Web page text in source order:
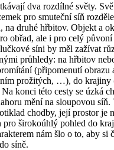
dva rozdílné světy.
pro smuteční síň
na druhé hřbitov. Objekt a
obřad, ale i pro celý
síni by měl zažívat
průhledy: na hřbitov
(připomenutí obrazu
ním prožitých, …), do krajiny
konci této cesty se úzká
mění na sloupovou síň.
chodby, její prostor je
pro širokoúhlý pohled do
nám šlo o to, aby si
síně.